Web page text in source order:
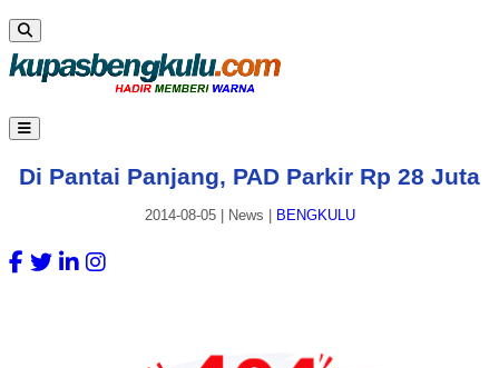
Di Pantai Panjang, PAD Parkir Rp 28 Juta
2014-08-05| News BENGKULU